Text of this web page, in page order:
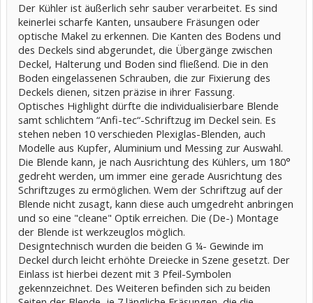
Der Kühler ist äußerlich sehr sauber verarbeitet. Es sind
keinerlei scharfe Kanten, unsaubere Fräsungen oder
optische Makel zu erkennen. Die Kanten des Bodens und
des Deckels sind abgerundet, die Übergänge zwischen
Deckel, Halterung und Boden sind fließend. Die in den
Boden eingelassenen Schrauben, die zur Fixierung des
Deckels dienen, sitzen präzise in ihrer Fassung.
Optisches Highlight dürfte die individualisierbare Blende
samt schlichtem “Anfi-tec“-Schriftzug im Deckel sein. Es
stehen neben 10 verschieden Plexiglas-Blenden, auch
Modelle aus Kupfer, Aluminium und Messing zur Auswahl.
Die Blende kann, je nach Ausrichtung des Kühlers, um 180°
gedreht werden, um immer eine gerade Ausrichtung des
Schriftzuges zu ermöglichen. Wem der Schriftzug auf der
Blende nicht zusagt, kann diese auch umgedreht anbringen
und so eine "cleane" Optik erreichen. Die (De-) Montage
der Blende ist werkzeuglos möglich.
Designtechnisch wurden die beiden G ¼- Gewinde im
Deckel durch leicht erhöhte Dreiecke in Szene gesetzt. Der
Einlass ist hierbei dezent mit 3 Pfeil-Symbolen
gekennzeichnet. Des Weiteren befinden sich zu beiden